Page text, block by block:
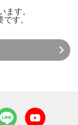
ます。
です。